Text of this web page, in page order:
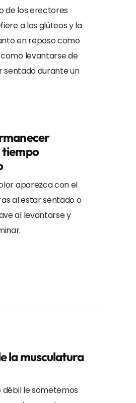
de los erectores
a los glúteos y la
en reposo como
levantarse de
sentado durante un
tiempo
aparezca con el
al estar sentado o
al levantarse y
la musculatura
débil le sometemos